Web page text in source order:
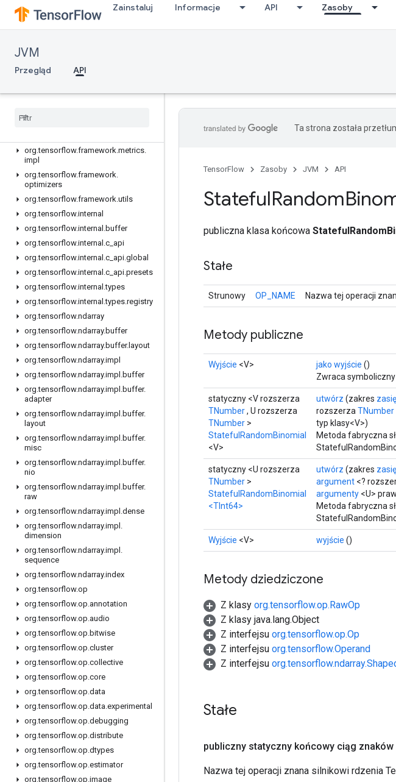
Zainstaluj Informacje API Zasoby
JVM
Przegląd API
org.tensorflow.framework.constraints
org.tensorflow.framework.data
org.tensorflow.framework.initializers
org.tensorflow.framework.losses
impl
org.tensorflow.framework.metrics.
impl
org.tensorflow.framework.
optimizers
org.tensorflow.framework.utils
org.tensorflow.internal
org.tensorflow.internal .buffer
org.tensorflow.internal .c api
org.tensorflow.internal .c api.global
org.tensorflow.internal .c api.presets
org.tensorflow.internal .types
org.tensorflow.internal .types.registry
org.tensorflow.ndarray
org.tensorflow.ndarray.buffer
org.tensorflow.ndarray.buffer. layout
org.tensorflow.ndarray.impl
org.tensorflow.ndarray.impl .buffer
org.tensorflow.ndarray.impl .buffer.
adapter
org.tensorflow.ndarray.impl .buffer.
layout
org.tensorflow.ndarray.impl .buffer.
misc
org.tensorflow.ndarray.impl .buffer.
nio
org.tensorflow.ndarray.impl .buffer.
raw
org.tensorflow.ndarray.impl .dense
org.tensorflow.ndarray.impl .
dimension
org.tensorflow.ndarray.impl .
sequence
org.tensorflow.ndarray.index
org.tensorflow.op
org.tensorflow.op.annotation
org.tensorflow.op.audio
org.tensorflow.op.bitwise
org.tensorflow.op.cluster
org.tensorflow.op.collective
org.tensorflow.op.core
org.tensorflow.op.data
org.tensorflow.op.data.experimental
org.tensorflow.op.debugging
org.tensorflow.op.distribute
org.tensorflow.op.dtypes
org.tensorflow.op.estimator
org.tensorflow.op.image
Ta strona została
TensorFlow Zasoby JVM API
StatefulRandom
publiczna klasa końcowa
Stałe
Strunowy OP_NAME Nazwa tej operacji
Metody publiczne
Wyjście <V> jako wyjście ()
Zwraca
statyczny <V rozszerza
TNumber, U rozszerza
TNumber >
StatefulRandomBinomial
<V>
utwórz (zakres
rozszerza TNumber
typ klasy<V>)
Metoda fabryczna
statyczny <U rozszerza
TNumber >
StatefulRandomBinomial
<TInt64>
utwórz (zakres
argument <?
argumenty <U>
Metoda fabryczna
Wyjście <V> wyjście ()
Metody dziedziczone
Z klasy org.tensorflow.op.RawOp
Z klasy java.lang.Object
Z interfejsu org.tensorflow.op.Op
Z interfejsu org.tensorflow.Operand
Z interfejsu
Stałe
publiczny statyczny końcowy ciąg znaków
Nazwa tej operacji znana silnikowi rdzenia